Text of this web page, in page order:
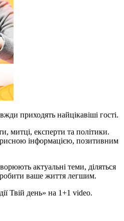
приходять найцікавіші гості.
митці, експерти та політики.
інформацією, позитивним
актуальні теми, діляться
ваше життя легшим.
Твій день» на 1+1 video.